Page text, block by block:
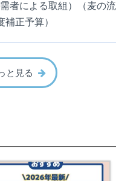
者による取組）（麦の流
正予算）
と見る